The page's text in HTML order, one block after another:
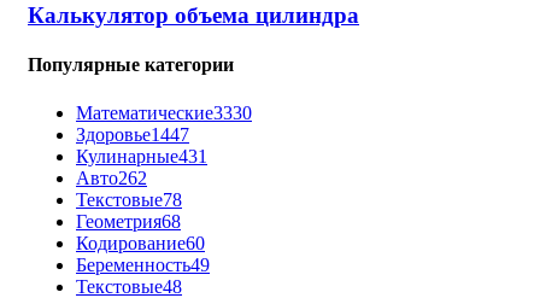
Калькулятор объема цилиндра
Популярные категории
Математические3330
Здоровье1447
Кулинарные431
Авто262
Текстовые78
Геометрия68
Кодирование60
Беременность49
Текстовые48